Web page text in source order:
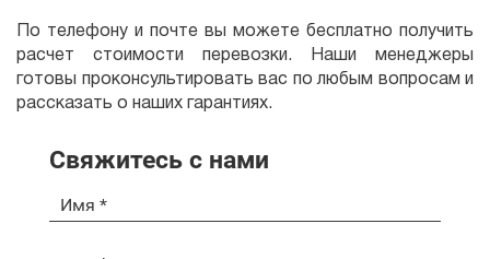
По телефону и почте вы можете бесплатно получить
расчет стоимости перевозки. Наши менеджеры
готовы проконсультировать вас по любым вопросам и
рассказать о наших гарантиях.
Свяжитесь с нами